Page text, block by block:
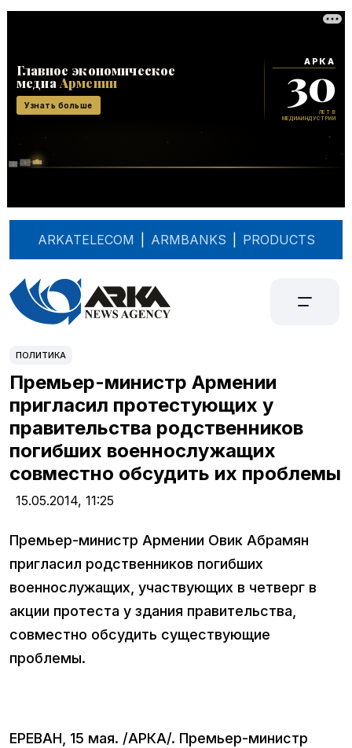
ARKATELECOM ARMBANKS PRODUCTS
ПОЛИТИКА
Премьер-министр Армении
пригласил протестующих у
правительства родственников
погибших военнослужащих
совместно обсудить их проблемы
15.05.2014, 11:25
Премьер-министр Армении Овик Абрамян
пригласил родственников погибших
военнослужащих, участвующих в четверг в
акции протеста у здания правительства,
совместно обсудить существующие
проблемы.
ЕРЕВАН, 15 мая. /АРКА/. Премьер-министр